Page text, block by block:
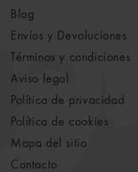
Blog
Envíos y Devoluciones
Términos y condiciones
Aviso legal
Política de privacidad
Política de cookies
Mapa del sitio
Contacto